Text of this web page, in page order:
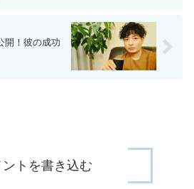
開！彼の成功
ントを書き込む